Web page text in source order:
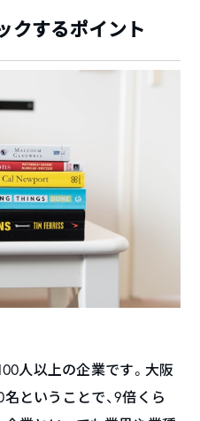
クするポイント
人以上の企業です。大阪
ということで、9倍くら